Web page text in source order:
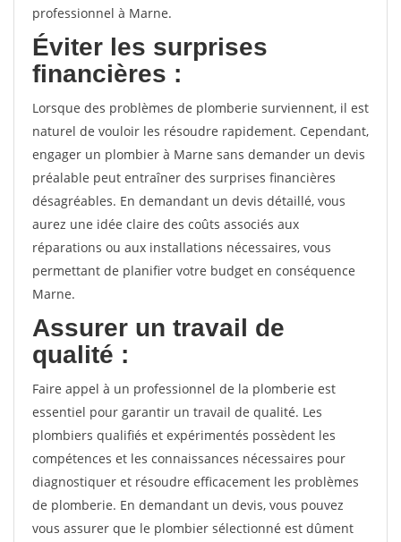
professionnel à Marne.
Éviter les surprises
financières :
Lorsque des problèmes de plomberie surviennent, il est
naturel de vouloir les résoudre rapidement. Cependant,
engager un plombier à Marne sans demander un devis
préalable peut entraîner des surprises financières
désagréables. En demandant un devis détaillé, vous
aurez une idée claire des coûts associés aux
réparations ou aux installations nécessaires, vous
permettant de planifier votre budget en conséquence
Marne.
Assurer un travail de
qualité :
Faire appel à un professionnel de la plomberie est
essentiel pour garantir un travail de qualité. Les
plombiers qualifiés et expérimentés possèdent les
compétences et les connaissances nécessaires pour
diagnostiquer et résoudre efficacement les problèmes
de plomberie. En demandant un devis, vous pouvez
vous assurer que le plombier sélectionné est dûment